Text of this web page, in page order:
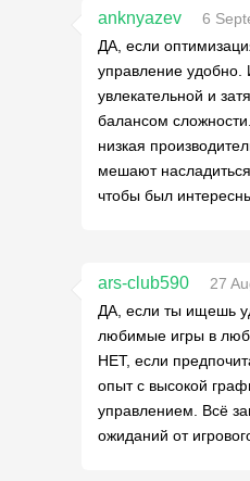
anknyazev
6
ДА, если
управление удобно.
увлекательной и
балансом
низкая
мешают
чтобы был
ars-club590
27
ДА, если ты ищешь
любимые игры в
НЕТ, если
опыт с высокой
управлением. Всё
ожиданий от